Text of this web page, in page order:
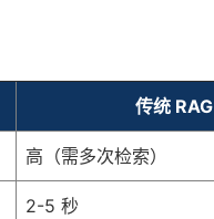
传统 RAG
高（需多次检索）
2-5 秒